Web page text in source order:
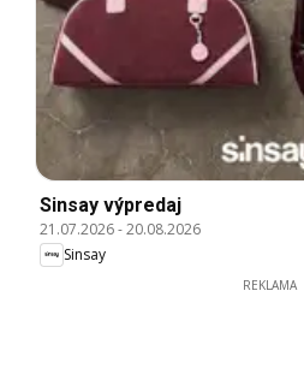
Sinsay výpredaj
21.07.2026-20.08.2026
Sinsay
REKLAMA